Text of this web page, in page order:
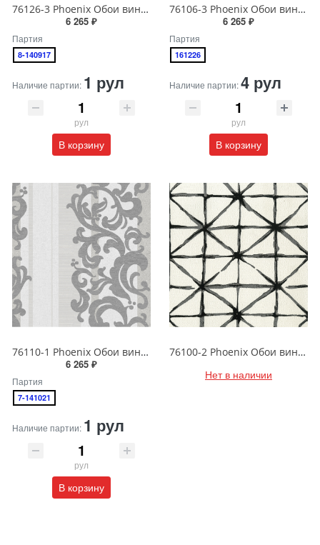
76126-3 Phoenix Обои виниловые на бумажной основе 1.06*15.6
6 265 ₽
Партия
8-140917
Наличие партии: 1 рул
рул
В корзину
76106-3 Phoenix Обои виниловые на бумажной основе 1.06*15.6
6 265 ₽
Партия
161226
Наличие партии:4 рул
рул
В корзину
76110-1 Phoenix Обои виниловые на бумажной основе 1.06*15.6
6 265 ₽
Партия
7-141021
Наличие партии: 1 рул
рул
В корзину
76100-2 Phoenix Обои виниловые на бумажной основе 1.06*15.6
Нет в наличии